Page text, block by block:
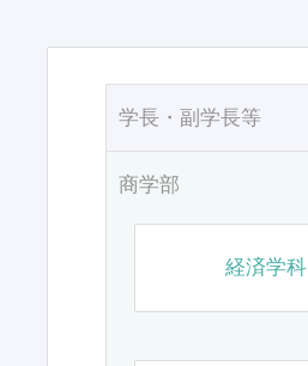
学長・副学長等
商学部
経済学科